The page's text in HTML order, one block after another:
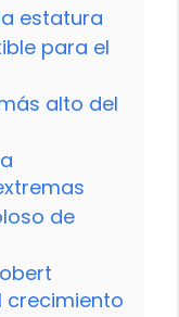
estatura
para el
alto del
de
crecimiento